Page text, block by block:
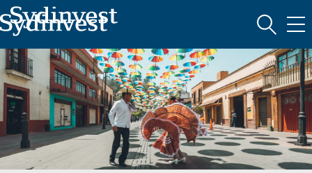
MARKEDSFØRINGSMATERIALE